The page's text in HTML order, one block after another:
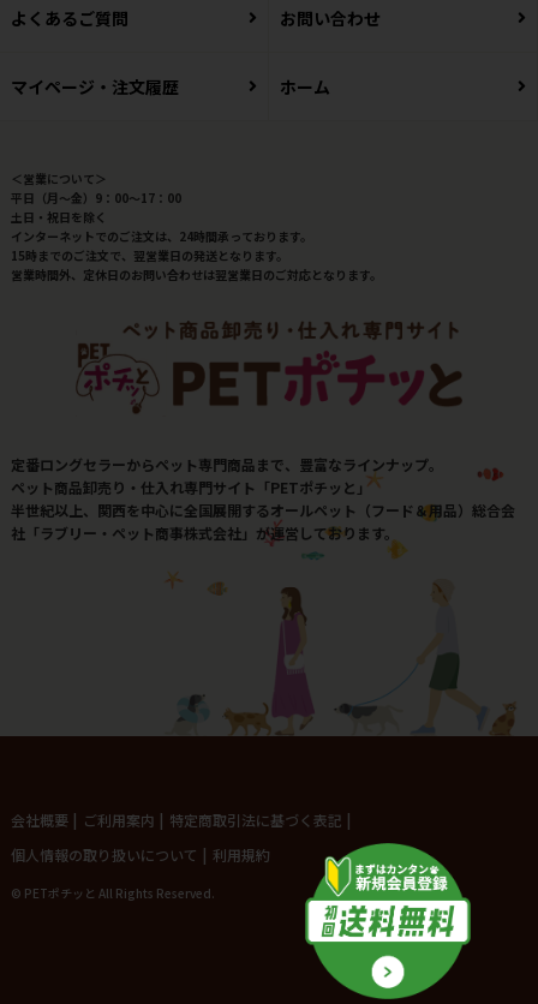
よくあるご質問 お問い合わせ
マイページ・注文履歴 ホーム
＜営業について＞
平日（月～金）9：00～17：00
土日・祝日を除く
インターネットでのご注文は、24時間承っております。
15時までのご注文で、翌営業日の発送となります。
営業時間外、定休日のお問い合わせは翌営業日のご対応となります。
定番ロングセラーからペット専門商品まで、豊富なラインナップ。
ペット商品卸売り・仕入れ専門サイト「PETポチッと」
半世紀以上、関西を中心に全国展開するオールペット（フード＆用品）総合会
社「ラブリー・ペット商事株式会社」が運営しております。
会社概要 | ご利用案内 | 特定商取引法に基づく表記 |
個人情報の取り扱いについて | 利用規約
© PETポチッと All Rights Reserved.